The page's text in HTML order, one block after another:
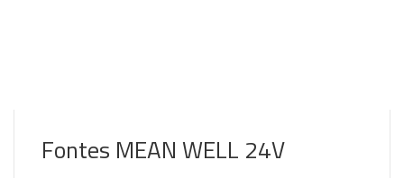
Fontes MEAN WELL 24V